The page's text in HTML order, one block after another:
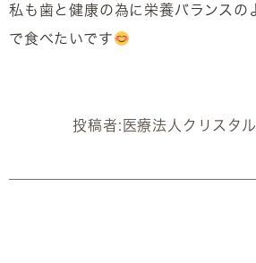
私も歯と健康の為に栄養バランスの
で食べたいです
投稿者: 医療法人クリスタ